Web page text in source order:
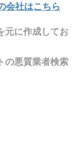
会社はこちら
元に作成してお
の悪質業者検索